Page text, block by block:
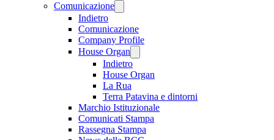
Comunicazione
Indietro
Comunicazione
Company Profile
House Organ
Indietro
House Organ
La Rua
Terra Patavina e dintorni
Marchio Istituzionale
Comunicati Stampa
Rassegna Stampa